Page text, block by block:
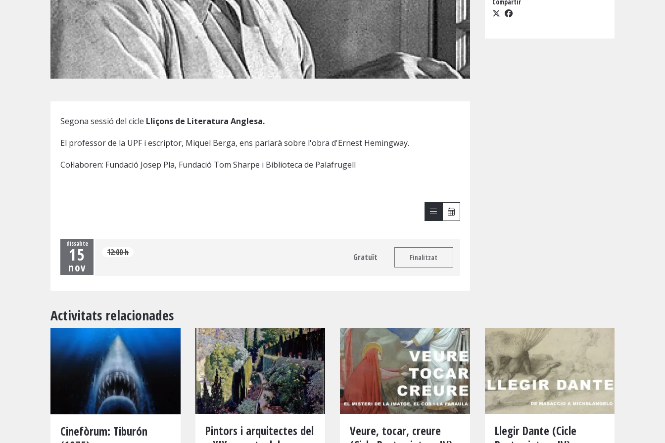
Compartir
Segona sessió del cicle Lliçons de Literatura Anglesa.
El professor de la UPF i escriptor, Miquel Berga, ens parlarà sobre l'obra d'Ernest Hemingway.
Col·laboren: Fundació Josep Pla, Fundació Tom Sharpe i Biblioteca de Palafrugell
dissabte
15
nov
12:00 h Gratuït Finalitzat
Activitats relacionades
Cinefòrum: Tiburón
Pintors i arquitectes del
Veure, tocar, creure
Llegir Dante (Cicle